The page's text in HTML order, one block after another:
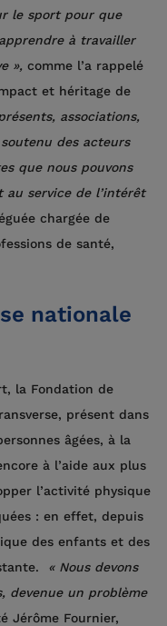
le sport pour que
à travailler
», comme l’a rappelé
et héritage de
associations,
des acteurs
que nous pouvons
au service de l’intérêt
chargée de
de santé,
nationale
la Fondation de
présent dans
âgées, à la
à l’aide aux plus
l’activité physique
: en effet, depuis
des enfants et des
« Nous devons
devenue un problème
Jérôme Fournier,